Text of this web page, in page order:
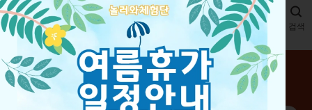
메뉴 검색